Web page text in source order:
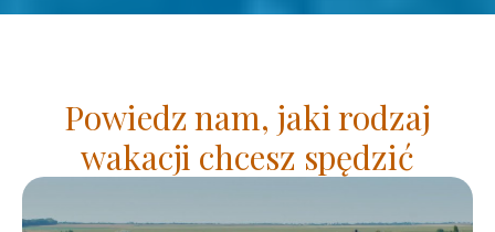
Powiedz nam, jaki rodzaj
wakacji chcesz spędzić